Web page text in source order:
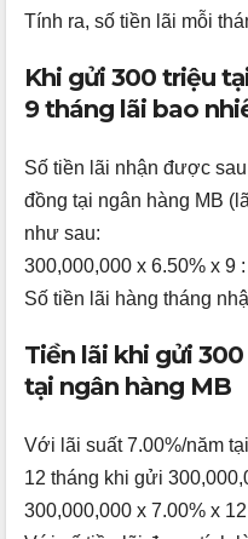
Tính ra, số tiền lãi mỗi
Khi gửi 300 triệu
9 tháng lãi bao
Số tiền lãi nhận được
đồng tại ngân hàng MB
như sau:
300,000,000 x 6.50% x 9
Số tiền lãi hàng tháng
Tiền lãi khi gửi
tại ngân hàng MB
Với lãi suất 7.00%/năm
12 tháng khi gửi
300,000,000 x 7.00% x